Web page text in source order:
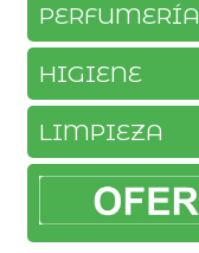
PERFUMERÍA
HIGIENE
LIMPIEZA